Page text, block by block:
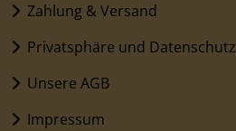
Zahlung & Versand
Privatsphäre und Datenschutz
Unsere AGB
Impressum